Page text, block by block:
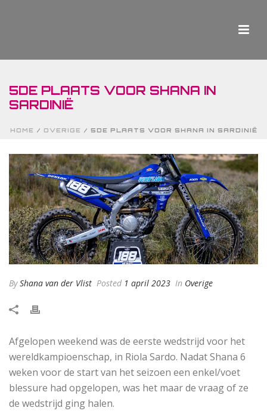
5DE PLAATS VOOR SHANA IN
SARDINIË
HOME / OVERIGE / 5DE PLAATS VOOR SHANA IN SARDINIË
ByShana van der Vlist Posted 1 april 2023 In Overige
Afgelopen weekend was de eerste wedstrijd voor het
wereldkampioenschap, in Riola Sardo. Nadat Shana 6
weken voor de start van het seizoen een enkel/voet
blessure had opgelopen, was het maar de vraag of ze
de wedstrijd ging halen.